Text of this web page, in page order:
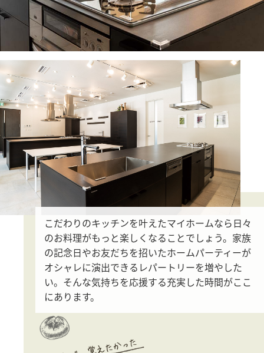
こだわりのキッチンを叶えたマイホームなら日々
のお料理がもっと楽しくなることでしょう。 家族
の記念日やお友だちを招いたホームパーティーが
オシャレに演出できる レパートリーを増やした
い。 そんな気持ちを応援する充実した時間がここ
にあります。